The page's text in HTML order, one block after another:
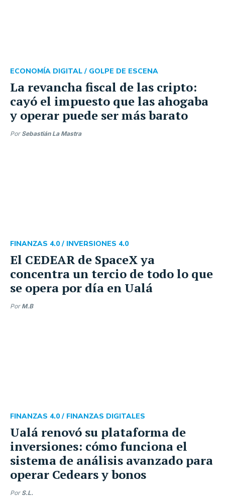
La revancha fiscal de las cripto:
cayó el impuesto que las ahogaba
y operar puede ser más barato
ECONOMÍA DIGITAL / GOLPE DE ESCENA
Por Sebastián La Mastra
El CEDEAR de SpaceX ya
concentra un tercio de todo lo que
se opera por día en Ualá
FINANZAS 4.0 / INVERSIONES 4.0
Por M.B
Ualá renovó su plataforma de
inversiones: cómo funciona el
sistema de análisis avanzado para
operar Cedears y bonos
FINANZAS 4.0 / FINANZAS DIGITALES
Por S.L.